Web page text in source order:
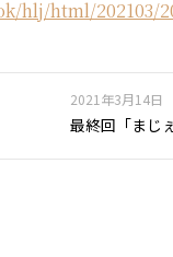
html/202103/
2021年3月14日
最終回「まじ